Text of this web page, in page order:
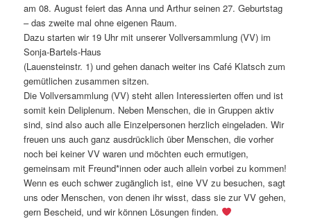
am 08. August feiert das Anna und Arthur seinen 27. Geburtstag
– das zweite mal ohne eigenen Raum.
Dazu starten wir 19 Uhr mit unserer Vollversammlung (VV) im
Sonja-Bartels-Haus
(Lauensteinstr. 1) und gehen danach weiter ins Café Klatsch zum
gemütlichen zusammen sitzen.
Die Vollversammlung (VV) steht allen Interessierten offen und ist
somit kein Deliplenum. Neben Menschen, die in Gruppen aktiv
sind, sind also auch alle Einzelpersonen herzlich eingeladen. Wir
freuen uns auch ganz ausdrücklich über Menschen, die vorher
noch bei keiner VV waren und möchten euch ermutigen,
gemeinsam mit Freund*innen oder auch allein vorbei zu kommen!
Wenn es euch schwer zugänglich ist, eine VV zu besuchen, sagt
uns oder Menschen, von denen ihr wisst, dass sie zur VV gehen,
gern Bescheid, und wir können Lösungen finden.